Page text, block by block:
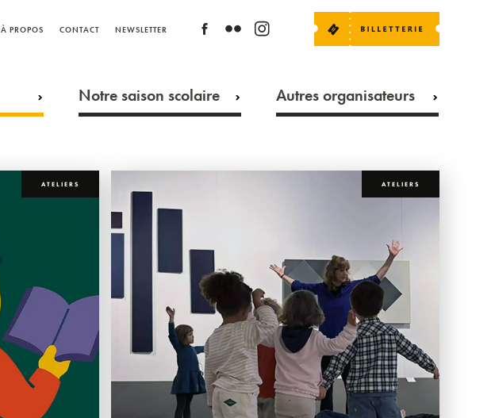
À PROPOS CONTACT NEWSLETTER
Notre saison scolaire Autres organisateurs
ATELIERS ATELIERS